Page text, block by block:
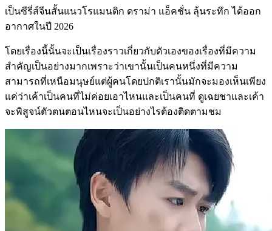
เป็นซีรี่ส์จีนสั้นแนวโรแมนติก ดราม่า แอ็คชั่น ลุ้นระทึก ได้ออก
อากาศในปี 2026
โดยเรื่องนี้นั้นจะเป็นเรื่องราวเกี่ยวกับตัวเองของเรื่องที่มีความ
สำคัญเป็นอย่างมากเพราะว่าเขานั้นเป็นคนหนึ่งที่มีความ
สามารถที่เหนือมนุษย์แต่ผู้คนโดยปกติเรานั้นมักจะมองเห็นเพียง
แค่ว่าเค้าเป็นคนที่ไม่ค่อยเอาไหนและเป็นคนที่ ดูเฉยชาและเค้า
จะพิสูจน์ตัวตนตอนไหนจะเป็นอย่างไรต้องติดตามชม